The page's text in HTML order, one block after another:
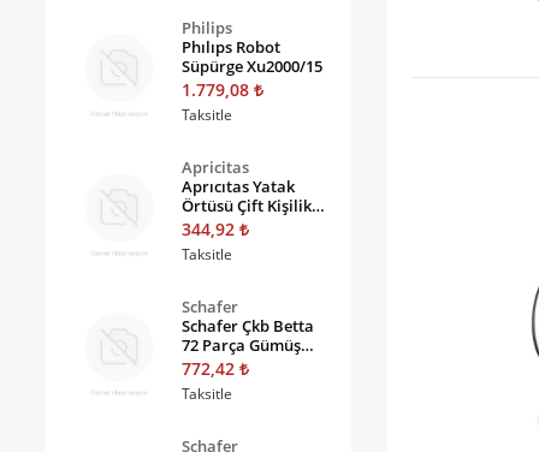
Philips
Phılıps Robot
Süpürge Xu2000/15
1.779,08
Taksitle
Apricitas
Aprıcıtas Yatak
Örtüsü Çift Kişilik
Enna Pudra
344,92
Taksitle
Schafer
Schafer Çkb Betta
72 Parça Gümüş
Gum03
772,42
Taksitle
Schafer